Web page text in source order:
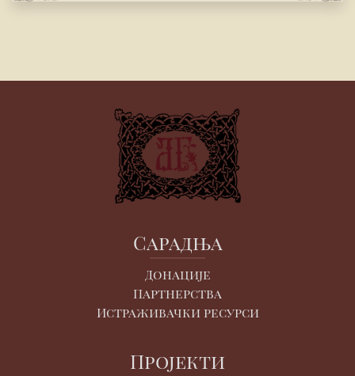
Сарадња
Донације
Партнерства
Истраживачки ресурси
Пројекти